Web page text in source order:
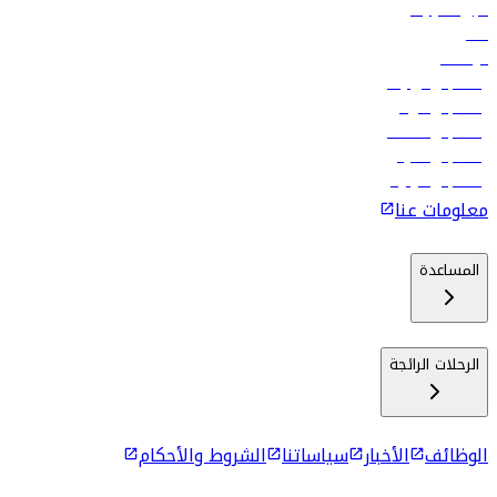
تأجير السيارات
فنادق
الوظائف
رحلات إلى تبيليسي
رحلات إلى الرياض
رحلات إلى مسقط
رحلات إلى ماليه
رحلات إلى كولومبو
معلومات عنا
المساعدة
الرحلات الرائجة
الوظائف الأخبار سياساتنا الشروط والأحكام